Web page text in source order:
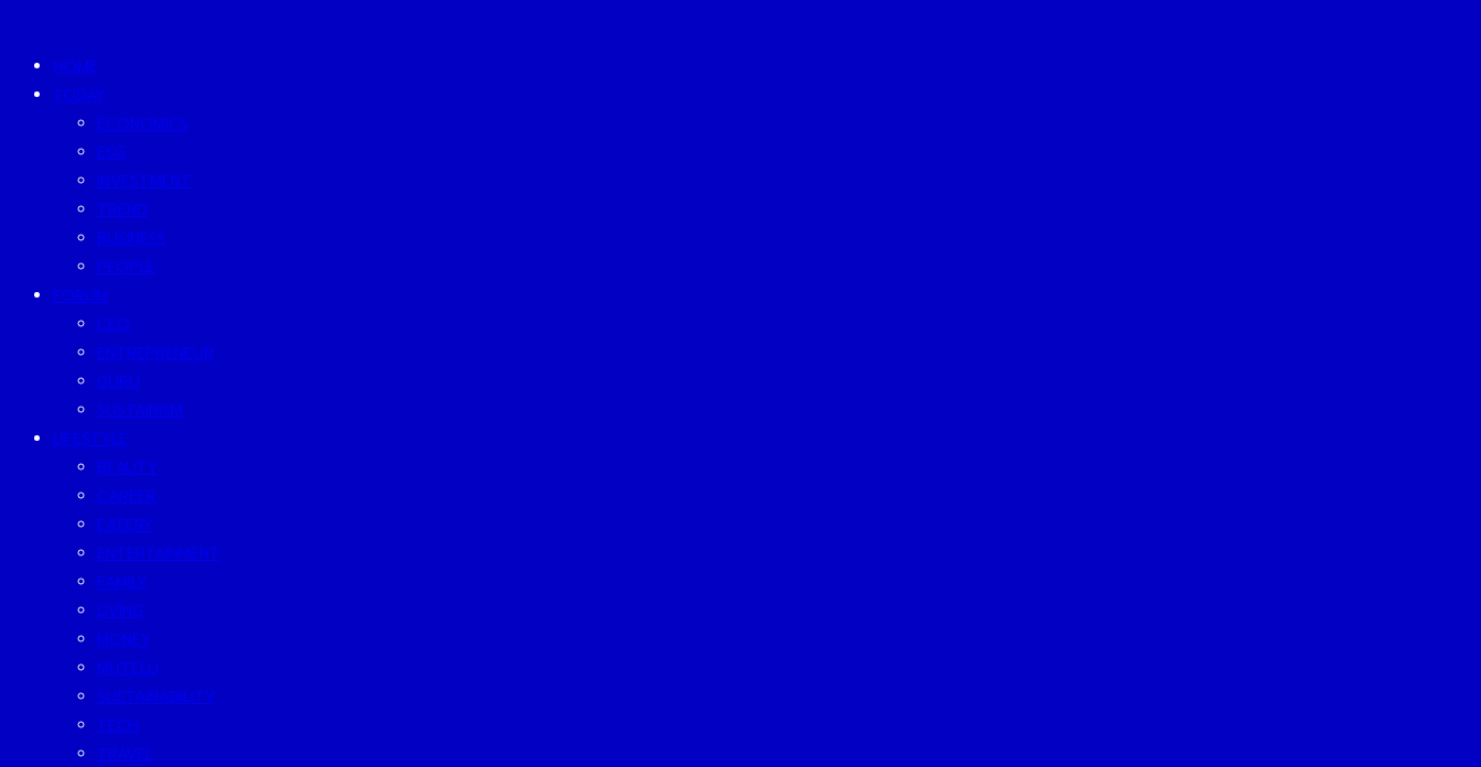
HOME
TODAY
ECONOMICS
ESG
INVESTMENT
TREND
BUSINESS
PEOPLE
FORUM
CEO
ENTREPRENEUR
GURU
SUSTAINISM
LIFESTYLE
BEAUTY
CAREER
EATERY
ENTERTAINMENT
FAMILY
LIVING
MONEY
MUTELU
SUSTAINABILITY
TECH
TRAVEL